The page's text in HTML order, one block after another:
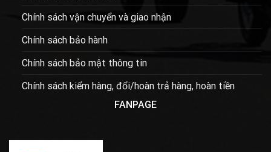
Chính sách vận chuyển và giao nhận
Chính sách bảo hành
Chính sách bảo mật thông tin
Chính sách kiểm hàng, đổi/hoàn trả hàng, hoàn tiền
FANPAGE